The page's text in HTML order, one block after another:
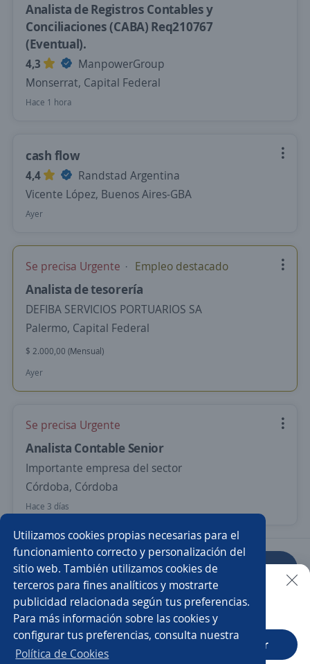
Utilizamos cookies propias necesarias para el
funcionamiento correcto y personalización del
sitio web. También utilizamos cookies de
terceros para fines analíticos y mostrarte
publicidad relacionada según tus preferencias.
Para más información sobre las cookies y
configurar tus preferencias, consulta nuestra
Política de Cookies
Analista de Registros Contables y
Conciliaciones (CABA) Req210767
(Eventual).
4,3
ManpowerGroup
Monserrat, Capital Federal
Hace 1 hora
cash flow
4,4
Randstad Argentina
Vicente López, Buenos Aires-GBA
Ayer
Se precisa Urgente Empleo destacado
Analista de tesorería
DEFIBA SERVICIOS PORTUARIOS SA
Palermo, Capital Federal
$ 2.000,00 (Mensual)
Ayer
Se precisa Urgente
Analista Contable Senior
Importante empresa del sector
Córdoba, Córdoba
Hace 3 días
Anterior Siguiente
Nuevas ofertas de empleo
Empleos similares
Buscar es más fácil en la app
CT App Abrir